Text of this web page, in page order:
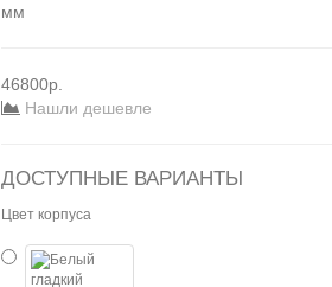
мм
46800р.
Нашли дешевле
ДОСТУПНЫЕ ВАРИАНТЫ
Цвет корпуса